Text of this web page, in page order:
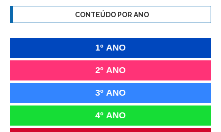
CONTEÚDO POR ANO
1º ANO
2º ANO
3º ANO
4º ANO